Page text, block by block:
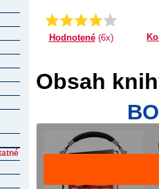
Priemer:
4.16666666666667
Hodnotené(6x)
Obsah